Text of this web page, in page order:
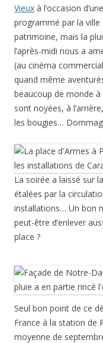
Vieux à l’occasion
programmé par la ville
patrimoine, mais la
l’après-midi nous a
(au cinéma
quand même
beaucoup de monde
sont noyées, à
les bougies…
La soirée a laissé sur
étalées par la
installations… Un bon
peut-être d’enlever
place ?
Seul bon point de ce
France à la station de
moyenne de